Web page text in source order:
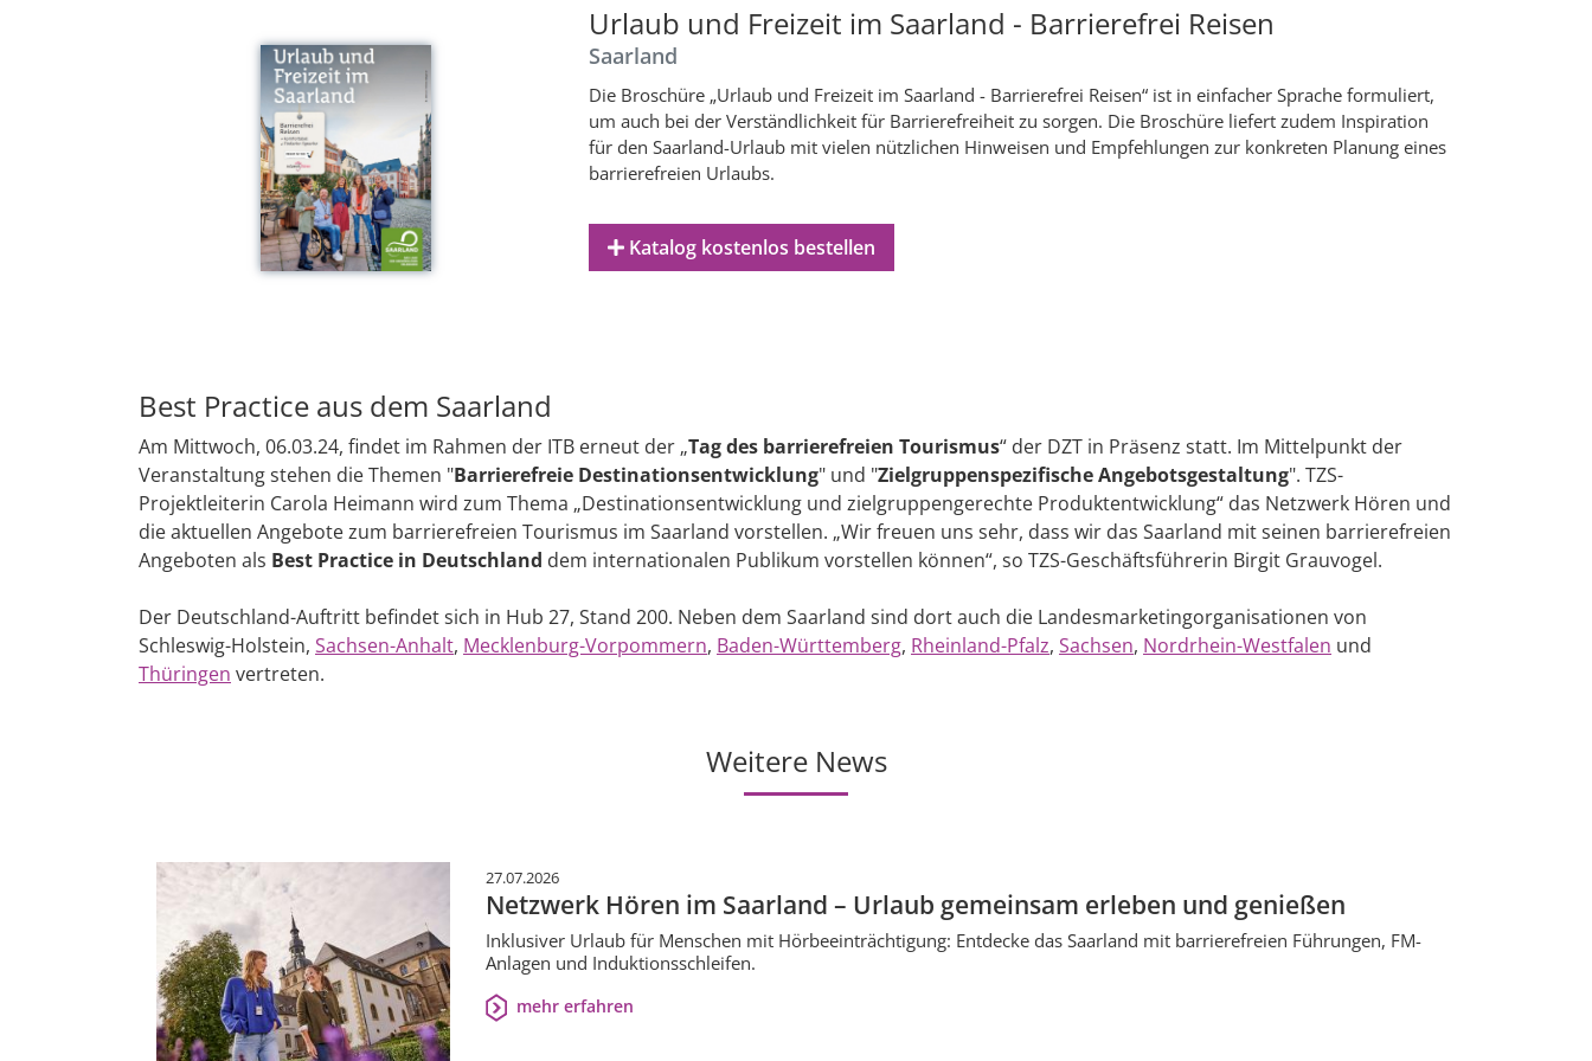
Urlaub und Freizeit im Saarland - Barrierefrei Reisen
Saarland
Die Broschüre „Urlaub und Freizeit im Saarland - Barrierefrei Reisen“ ist in einfacher Sprache formuliert,
um auch bei der Verständlichkeit für Barrierefreiheit zu sorgen. Die Broschüre liefert zudem Inspiration
für den Saarland-Urlaub mit vielen nützlichen Hinweisen und Empfehlungen zur konkreten Planung eines
barrierefreien Urlaubs.
Katalog kostenlos bestellen
Best Practice aus dem Saarland
Am Mittwoch, 06.03.24, findet im Rahmen der ITB erneut der „Tag des barrierefreien Tourismus“ der DZT in Präsenz statt. Im Mittelpunkt der
Veranstaltung stehen die Themen "Barrierefreie Destinationsentwicklung" und "Zielgruppenspezifische Angebotsgestaltung". TZS-
Projektleiterin Carola Heimann wird zum Thema „Destinationsentwicklung und zielgruppengerechte Produktentwicklung“ das Netzwerk Hören und
die aktuellen Angebote zum barrierefreien Tourismus im Saarland vorstellen. „Wir freuen uns sehr, dass wir das Saarland mit seinen barrierefreien
Angeboten als Best Practice in Deutschland dem internationalen Publikum vorstellen können“, so TZS-Geschäftsführerin Birgit Grauvogel.
Der Deutschland-Auftritt befindet sich in Hub 27, Stand 200. Neben dem Saarland sind dort auch die Landesmarketingorganisationen von
Schleswig-Holstein, Sachsen-Anhalt, Mecklenburg-Vorpommern, Baden-Württemberg, Rheinland-Pfalz, Sachsen, Nordrhein-Westfalen und
Thüringen vertreten.
Weitere News
27.07.2026
Netzwerk Hören im Saarland – Urlaub gemeinsam erleben und genießen
Inklusiver Urlaub für Menschen mit Hörbeeinträchtigung: Entdecke das Saarland mit barrierefreien Führungen, FM-
Anlagen und Induktionsschleifen.
mehr erfahren